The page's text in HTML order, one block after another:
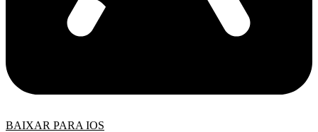
BAIXAR PARA IOS